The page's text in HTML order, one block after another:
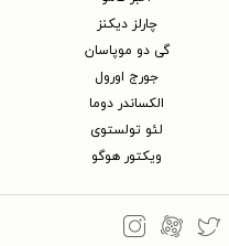
چارلز دیکنز
گی دو موپاسان
جورج اورول
الکساندر دوما
لئو تولستوی
ویکتور هوگو